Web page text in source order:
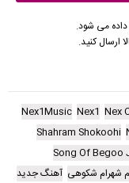
می شود.
ارسال کنید.
Nex
Nex1
Nex1Music
Shahram Shokoohi
Song Of Begoo
شهرام شکوهی آهنگ جدید